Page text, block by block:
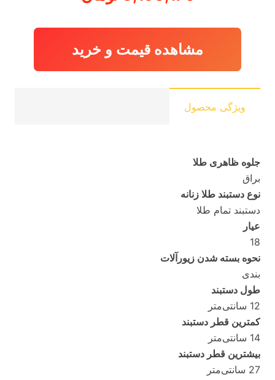
مشاهده قیمت و خرید
ویژگی محصول
جلوه ظاهری طلا
براق
نوع دستبند طلا زنانه
دستبند تمام طلا
عیار
18
نحوه بسته شدن زیورآلات
بندی
طول دستبند
12 سانتی‌متر
کمترین قطر دستبند
14 سانتی‌متر
بیشترین قطر دستبند
27 سانتی‌متر